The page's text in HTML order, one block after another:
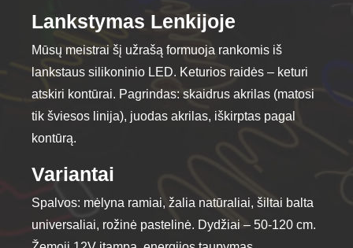
Lankstymas Lenkijoje
Mūsų meistrai šį užrašą formuoja rankomis iš
lankstaus silikoninio LED. Keturios raidės – keturi
atskiri kontūrai. Pagrindas: skaidrus akrilas (matosi
tik šviesos linija), juodas akrilas, iškirptas pagal
kontūrą.
Variantai
Spalvos: mėlyna ramiai, žalia natūraliai, šiltai balta
universaliai, rožinė pastelinė. Dydžiai – 50-120 cm.